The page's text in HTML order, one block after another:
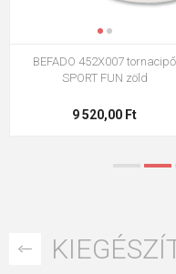
BEFADO 452X007 tornacipő
SPORT FUN zöld
9 520,00 Ft